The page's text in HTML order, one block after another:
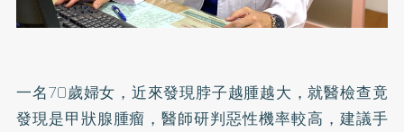
一名70歲婦女，近來發現脖子越腫越大，就醫檢查竟
發現是甲狀腺腫瘤，醫師研判惡性機率較高，建議手